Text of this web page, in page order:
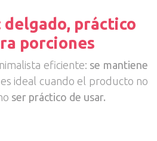
delgado, práctico
porciones
eficiente: se mantiene
ideal cuando el producto no
ser práctico de usar.